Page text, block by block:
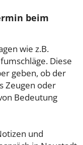
beim
wie z.B.
Diese
geben, ob der
Zeugen oder
Bedeutung
und